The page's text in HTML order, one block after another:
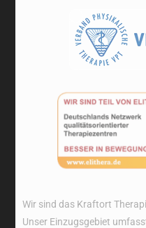
Wir sind das Kraftort
Unser Einzugsgebiet